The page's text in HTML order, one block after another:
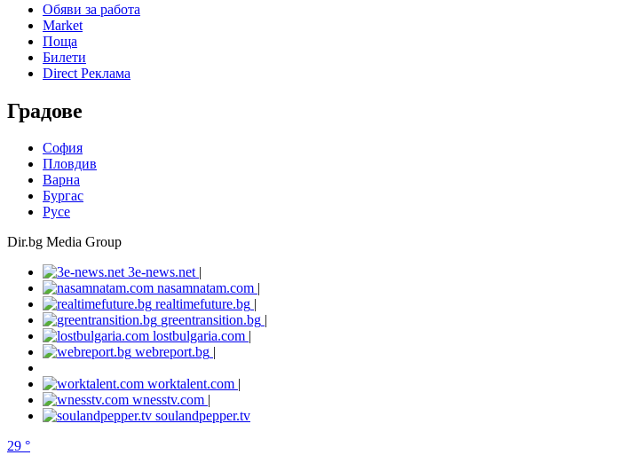
Обяви за работа
Market
Поща
Билети
Direct Реклама
Градове
София
Пловдив
Варна
Бургас
Русе
Dir.bg Media Group
3e-news.net |
nasamnatam.com |
realtimefuture.bg |
greentransition.bg |
lostbulgaria.com |
webreport.bg |
worktalent.com |
wnesstv.com |
soulandpepper.tv
29 °